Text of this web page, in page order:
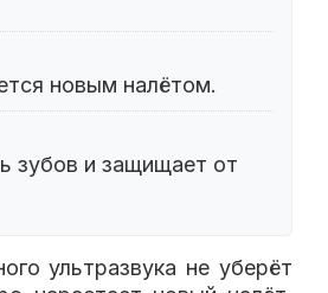
новым налётом.
зубов и защищает от
ультразвука не уберёт